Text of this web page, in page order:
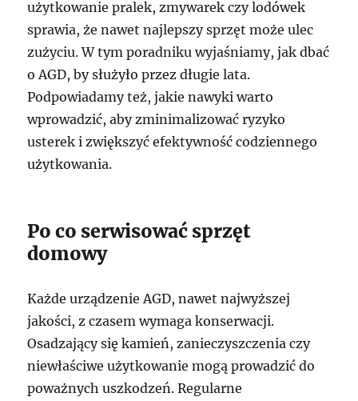
użytkowanie pralek, zmywarek czy lodówek
sprawia, że nawet najlepszy sprzęt może ulec
zużyciu. W tym poradniku wyjaśniamy, jak dbać
o AGD, by służyło przez długie lata.
Podpowiadamy też, jakie nawyki warto
wprowadzić, aby zminimalizować ryzyko
usterek i zwiększyć efektywność codziennego
użytkowania.
Po co serwisować sprzęt
domowy
Każde urządzenie AGD, nawet najwyższej
jakości, z czasem wymaga konserwacji.
Osadzający się kamień, zanieczyszczenia czy
niewłaściwe użytkowanie mogą prowadzić do
poważnych uszkodzeń. Regularne